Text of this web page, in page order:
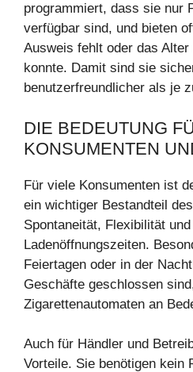
programmiert, dass sie nur
verfügbar sind, und bieten
Ausweis fehlt oder das
konnte. Damit sind sie
benutzerfreundlicher als je
DIE BEDEUTUNG
KONSUMENTEN
Für viele Konsumenten ist
ein wichtiger Bestandteil
Spontaneität, Flexibilität
Ladenöffnungszeiten.
Feiertagen oder in der
Geschäfte geschlossen
Zigarettenautomaten an
Auch für Händler und
Vorteile. Sie benötigen kein